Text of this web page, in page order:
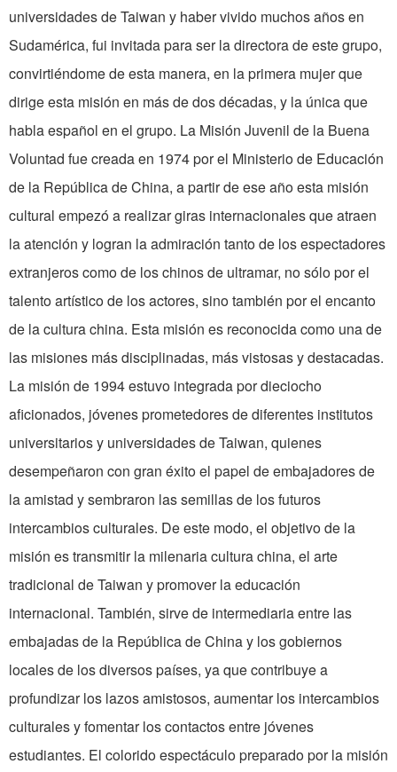
universidades de Taiwan y haber vivido muchos años en
Sudamérica, fui invitada para ser la directora de este grupo,
convirtiéndome de esta manera, en la primera mujer que
dirige esta misión en más de dos décadas, y la única que
habla español en el grupo. La Misión Juvenil de la Buena
Voluntad fue creada en 1974 por el Ministerio de Educación
de la República de China, a partir de ese año esta misión
cultural empezó a realizar giras internacionales que atraen
la atención y logran la admiración tanto de los espectadores
extranjeros como de los chinos de ultramar, no sólo por el
talento artístico de los actores, sino también por el encanto
de la cultura china. Esta misión es reconocida como una de
las misiones más disciplinadas, más vistosas y destacadas.
La misión de 1994 estuvo integrada por dieciocho
aficionados, jóvenes prometedores de diferentes institutos
universitarios y universidades de Taiwan, quienes
desempeñaron con gran éxito el papel de embajadores de
la amistad y sembraron las semillas de los futuros
intercambios culturales. De este modo, el objetivo de la
misión es transmitir la milenaria cultura china, el arte
tradicional de Taiwan y promover la educación
internacional. También, sirve de intermediaria entre las
embajadas de la República de China y los gobiernos
locales de los diversos países, ya que contribuye a
profundizar los lazos amistosos, aumentar los intercambios
culturales y fomentar los contactos entre jóvenes
estudiantes. El colorido espectáculo preparado por la misión